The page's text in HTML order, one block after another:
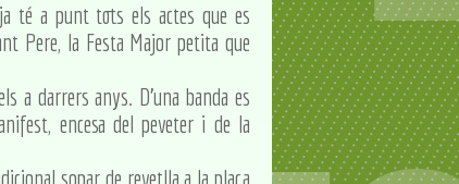
té a punt tots els actes que es
Pere, la Festa Major petita que
a darrers anys. D'una banda es
encesa del peveter i de la
sopar de revetlla a la plaça